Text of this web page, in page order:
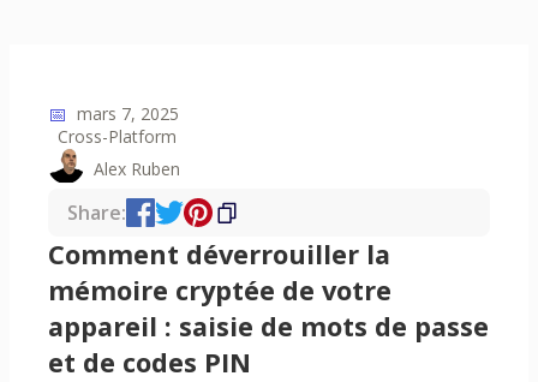
📅 mars 7, 2025
Cross-Platform
Alex Ruben
Share:
Comment déverrouiller la
mémoire cryptée de votre
appareil : saisie de mots de passe
et de codes PIN